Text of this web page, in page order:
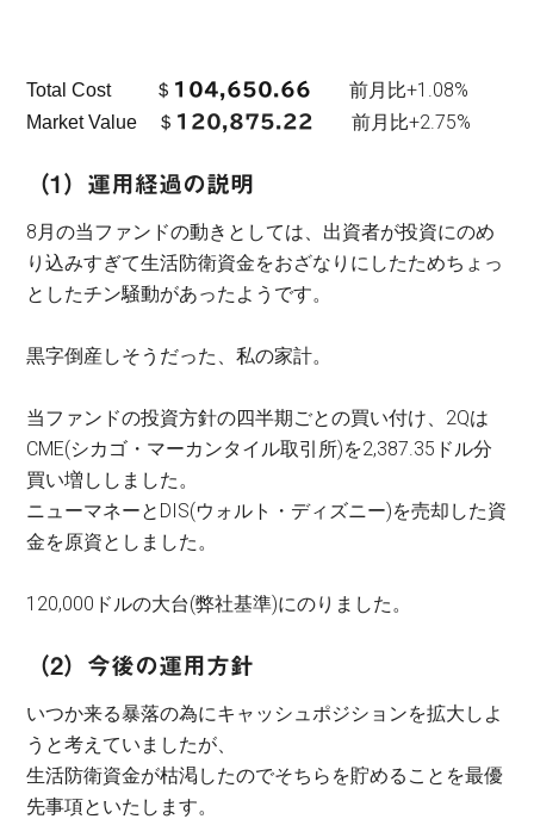
Total Cost ＄ 104,650.66前月比+1.08%
Market Value ＄ 120,875.22前月比+2.75%
（1）運用経過の説明
8月の当ファンドの動きとしては、出資者が投資にのめ
り込みすぎて生活防衛資金をおざなりにしたためちょっ
としたチン騒動があったようです。
黒字倒産しそうだった、私の家計。
当ファンドの投資方針の四半期ごとの買い付け、2Qは
CME(シカゴ・マーカンタイル取引所)を2,387.35ドル分
買い増ししました。
ニューマネーとDIS(ウォルト・ディズニー)を売却した資
金を原資としました。
120,000ドルの大台(弊社基準)にのりました。
（2）今後の運用方針
いつか来る暴落の為にキャッシュポジションを拡大しよ
うと考えていましたが、
生活防衛資金が枯渇したのでそちらを貯めることを最優
先事項といたします。